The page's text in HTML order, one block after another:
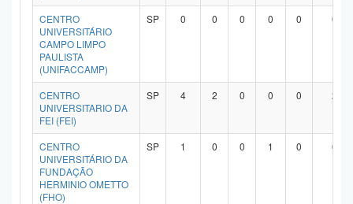
CENTRO
UNIVERSITÁRIO
CAMPO LIMPO
PAULISTA
(UNIFACCAMP)
SP 0 0 0 0 0 0
CENTRO
UNIVERSITARIO DA
FEI (FEI)
SP 4 2 0 0 0 2
CENTRO
UNIVERSITÁRIO DA
FUNDAÇÃO
HERMINIO OMETTO
(FHO)
SP 1 0 0 1 0 0